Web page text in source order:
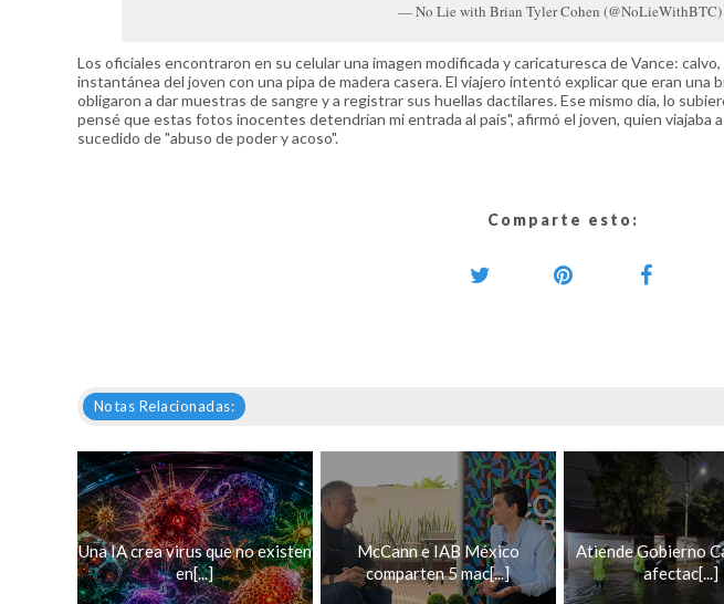
— No Lie with Brian Tyler Cohen (@NoLieWithBTC)
Los oficiales encontraron en su celular una imagen modificada y caricaturesca de Vance:
instantánea del joven con una pipa de madera casera. El viajero intentó explicar que eran una
obligaron a dar muestras de sangre y a registrar sus huellas dactilares. Ese mismo día, lo
pensé que estas fotos inocentes detendrían mi entrada al país", afirmó el joven, quien viajaba
sucedido de "abuso de poder y acoso".
Comparte esto:
Notas Relacionadas:
Una IA crea virus que no existen
en[...]
McCann e IAB México
comparten 5 mac[...]
Atiende Gobierno
afectac[...]